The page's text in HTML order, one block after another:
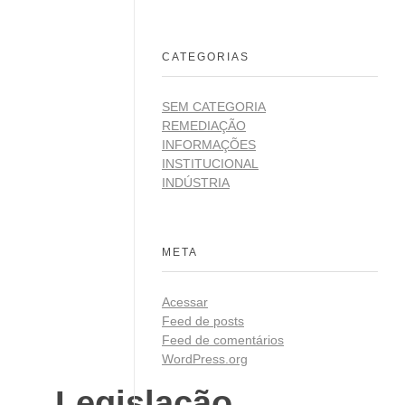
CATEGORIAS
SEM CATEGORIA
REMEDIAÇÃO
INFORMAÇÕES
INSTITUCIONAL
INDÚSTRIA
META
Acessar
Feed de posts
Feed de comentários
WordPress.org